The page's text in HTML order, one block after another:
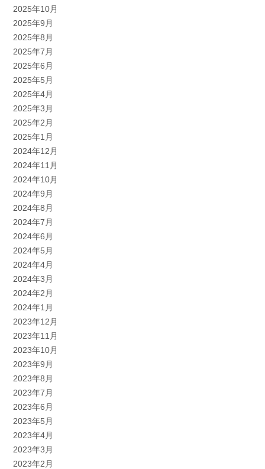
2025年10月
2025年9月
2025年8月
2025年7月
2025年6月
2025年5月
2025年4月
2025年3月
2025年2月
2025年1月
2024年12月
2024年11月
2024年10月
2024年9月
2024年8月
2024年7月
2024年6月
2024年5月
2024年4月
2024年3月
2024年2月
2024年1月
2023年12月
2023年11月
2023年10月
2023年9月
2023年8月
2023年7月
2023年6月
2023年5月
2023年4月
2023年3月
2023年2月